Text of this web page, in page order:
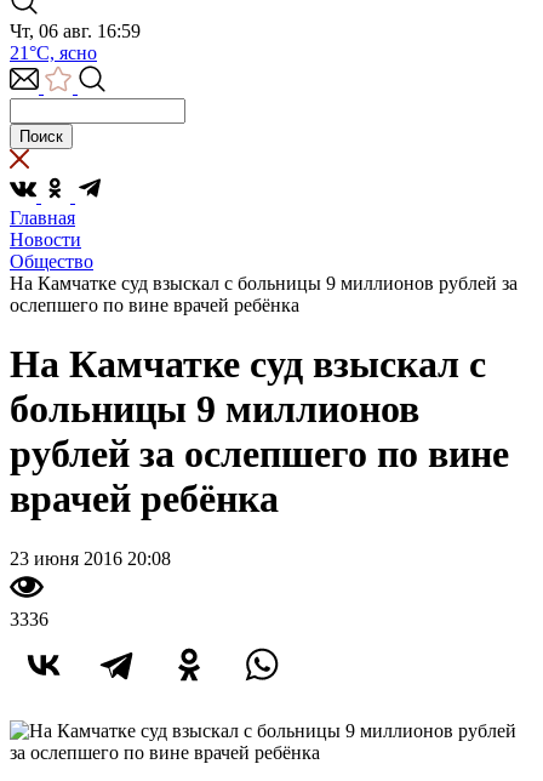
Чт, 06 авг. 16:59
21°C, ясно
Главная
Новости
Общество
На Камчатке суд взыскал с больницы 9 миллионов рублей за
ослепшего по вине врачей ребёнка
На Камчатке суд взыскал с
больницы 9 миллионов
рублей за ослепшего по вине
врачей ребёнка
23 июня 2016 20:08
3336